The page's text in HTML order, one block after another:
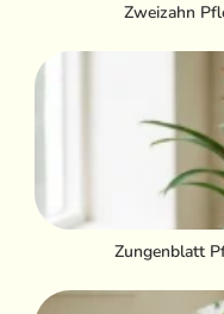
Zweizahn
Zungenblatt